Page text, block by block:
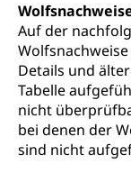
Auf der
Details und
Tabelle
nicht
bei denen der
sind nicht